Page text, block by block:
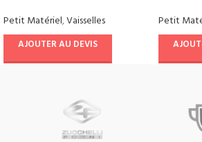
Petit Matériel,Vaisselles
AJOUTER AU DEVIS
Petit